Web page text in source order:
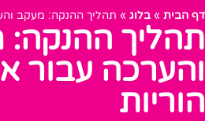
דף הבית » בלוג » תהליך ההנקה: מעקב
תהליך
והערכה עבור
הוריות